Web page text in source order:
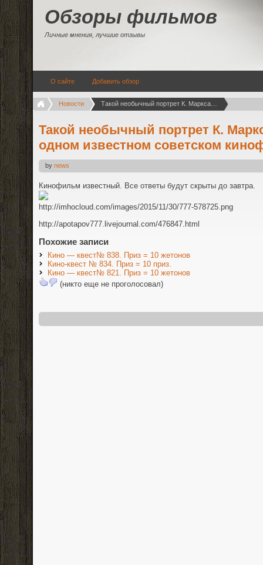
Обзоры фильмов
Личные мнения, лучшие отзывы
О сайте Добавить обзор
Новости
Такой необычный портрет К.
одном известном советском
by news
Кинофильм известный. Все ответы будут скрыты до завтра.
http://imhocloud.com/images/2015/11/30/777-578725.png
http://apotapov777.livejournal.com/476847.html
Похожие записи
Кино — квест№ 838. Приз = 10 жетонов
Кино-квест № 834. Приз = 10 приз.
Кино — квест№ 821. Приз = 10 жетонов
(никто еще не проголосовал)